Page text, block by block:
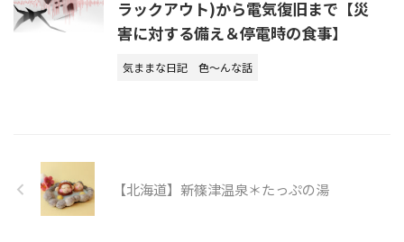
ラックアウト)から電気復旧まで【災
害に対する備え＆停電時の食事】
気ままな日記 色～んな話
【北海道】新篠津温泉＊たっぷの湯